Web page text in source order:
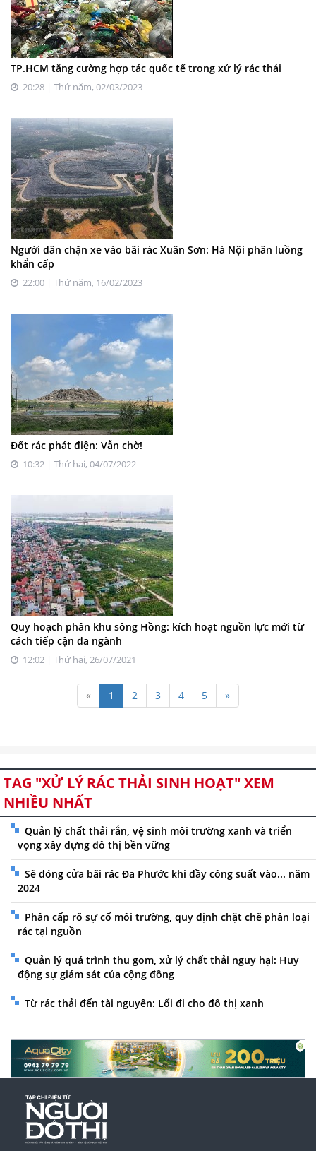
TP.HCM tăng cường hợp tác quốc tế trong xử lý rác thải
20:28 | Thứ năm, 02/03/2023
Người dân chặn xe vào bãi rác Xuân Sơn: Hà Nội phân luồng
khẩn cấp
22:00 | Thứ năm, 16/02/2023
Đốt rác phát điện: Vẫn chờ!
10:32 | Thứ hai, 04/07/2022
Quy hoạch phân khu sông Hồng: kích hoạt nguồn lực mới từ
cách tiếp cận đa ngành
12:02 | Thứ hai, 26/07/2021
« 1 2 3 4 5 »
TAG "XỬ LÝ RÁC THẢI SINH HOẠT" XEM
NHIỀU NHẤT
Quản lý chất thải rắn, vệ sinh môi trường xanh và triển
vọng xây dựng đô thị bền vững
Sẽ đóng cửa bãi rác Đa Phước khi đầy công suất vào... năm
2024
Phân cấp rõ sự cố môi trường, quy định chặt chẽ phân loại
rác tại nguồn
Quản lý quá trình thu gom, xử lý chất thải nguy hại: Huy
động sự giám sát của cộng đồng
Từ rác thải đến tài nguyên: Lối đi cho đô thị xanh